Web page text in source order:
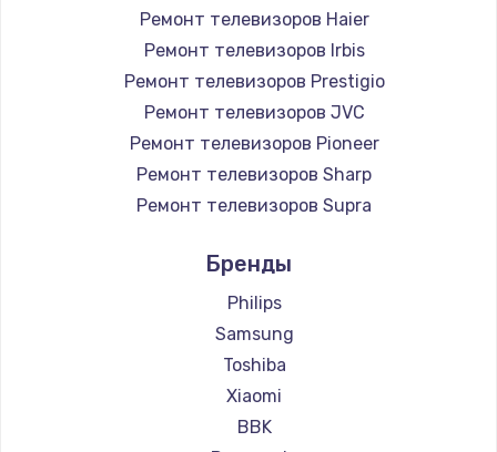
Заказать
Замена микросхемы NFC
1100 руб.
Заказать
Замена шим-контроллера
Заказать
Настройка Wi-Fi
1030 руб.
Заказать
Ремонт телевизоров Haier
Ремонт телевизоров Irbis
Ремонт телевизоров Prestigio
Ремонт телевизоров JVC
Ремонт телевизоров Pioneer
Ремонт телевизоров Sharp
Ремонт телевизоров Supra
Ремонт телевизоров Hisense
Ремонт телевизоров Daewoo
Ремонт телевизоров Centek
Ремонт телевизоров Telefunken
Ремонт телевизоров Hyundai
Ремонт телевизоров Doffler
Бренды
Philips
Samsung
Toshiba
Xiaomi
BBK